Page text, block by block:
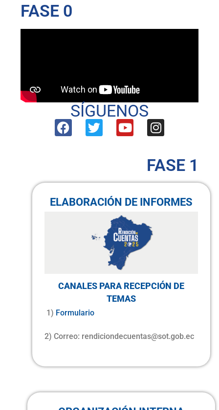
FASE 0
SÍGUENOS
FASE 1
ELABORACIÓN DE INFORMES
CANALES PARA RECEPCIÓN DE
TEMAS
1) Formulario
2) Correo: rendiciondecuentas@sot.gob.ec